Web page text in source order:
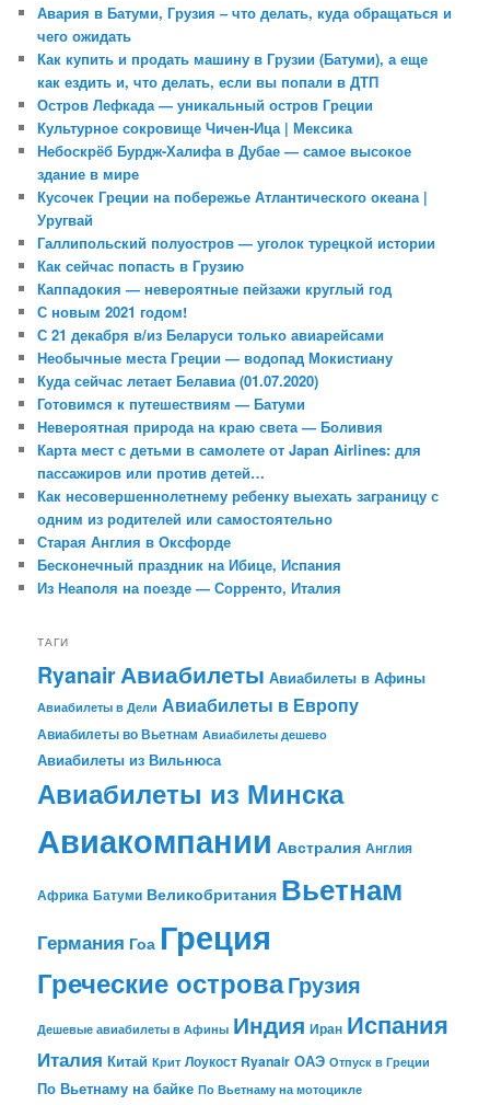
Авария в Батуми, Грузия – что делать, куда обращаться и
чего ожидать
Как купить и продать машину в Грузии (Батуми), а еще
как ездить и, что делать, если вы попали в ДТП
Остров Лефкада — уникальный остров Греции
Культурное сокровище Чичен-Ица | Мексика
Небоскрёб Бурдж-Халифа в Дубае — самое высокое
здание в мире
Кусочек Греции на побережье Атлантического океана |
Уругвай
Галлипольский полуостров — уголок турецкой истории
Как сейчас попасть в Грузию
Каппадокия — невероятные пейзажи круглый год
С новым 2021 годом!
С 21 декабря в/из Беларуси только авиарейсами
Необычные места Греции — водопад Мокистиану
Куда сейчас летает Белавиа (01.07.2020)
Готовимся к путешествиям — Батуми
Невероятная природа на краю света — Боливия
Карта мест с детьми в самолете от Japan Airlines: для
пассажиров или против детей…
Как несовершеннолетнему ребенку выехать заграницу с
одним из родителей или самостоятельно
Старая Англия в Оксфорде
Бесконечный праздник на Ибице, Испания
Из Неаполя на поезде — Сорренто, Италия
ТАГИ
RyanairАвиабилеты Авиабилеты в Афины
Авиабилеты в Дели Авиабилеты в Европу
Авиабилеты во Вьетнам Авиабилеты дешево
Авиабилеты из Вильнюса
Авиабилеты из Минска
Авиакомпании Австралия Англия
Африка Батуми Великобритания Вьетнам
Германия Гоа Греция
Греческие островаГрузия
Дешевые авиабилеты в Афины Индия Иран Испания
Италия Китай Крит Лоукост Ryanair ОАЭ Отпуск в Греции
По Вьетнаму на байке По Вьетнаму на мотоцикле